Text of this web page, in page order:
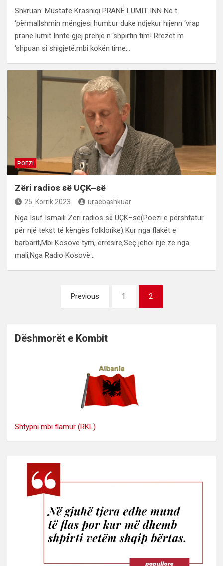
Shkruan: Mustafë Krasniqi PRANË LUMIT INN Në t
‘përmallshmin mëngjesi humbur duke ndjekur hijenn ‘vrap
pranë lumit Inntë gjej prehje n ‘shpirtin tim! Rrezet m
‘shpuan si shigjetë,mbi kokën time…
POEZI
Zëri radios së UÇK–së
25. Korrik 2023 uraebashkuar
Nga Isuf Ismaili Zëri radios së UÇK–së(Poezi e përshtatur
për një tekst të këngës folklorike) Kur nga flakët e
barbarit,Mbi Kosovë tym, errësirë,Seç jehoi një zë nga
mali,Nga Radio Kosovë…
postimesh
Previous 1 2
Dëshmorët e Kombit
Shtypni mbi flamur (RKL)